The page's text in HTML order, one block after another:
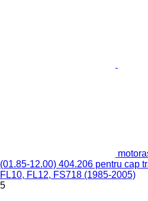
(01.85-12.00) 404.206 pentru cap
FL10, FL12, FS718 (1985-2005)
5